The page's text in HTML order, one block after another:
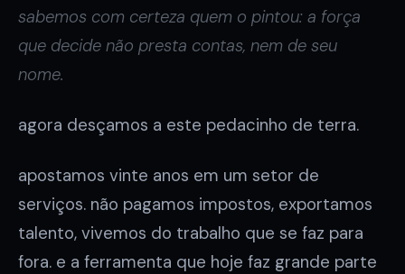
sabemos com certeza quem o pintou: a força
que decide não presta contas, nem de seu
nome.
agora desçamos a este pedacinho de terra.
apostamos vinte anos em um setor de
serviços. não pagamos impostos, exportamos
talento, vivemos do trabalho que se faz para
fora. e a ferramenta que hoje faz grande parte